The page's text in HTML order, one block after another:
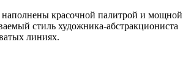
красочной палитрой и мощной
стиль художника-абстракциониста
линиях.